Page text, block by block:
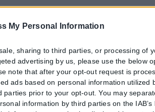
My Personal Information
sharing to third parties, or processing of
advertising by us, please use the below
note that after your opt-out request is
ads based on personal information utilized
parties prior to your opt-out. You may
information by third parties on the IAB’s
τρόπο εκτόνωσης, όχι όμως πάνω στους
δεκαημέρου. Νιώθετε ότι οι άλλοι δεν